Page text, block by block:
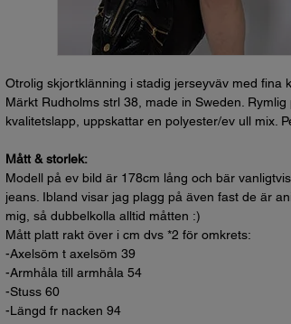
Otrolig skjortklänning i stadig jerseyväv med fina
Märkt Rudholms strl 38, made in Sweden.
kvalitetslapp, uppskattar en polyester/ev ull mix.
Mått & storlek:
Modell på ev bild är 178cm lång och bär
jeans. Ibland visar jag plagg på även fast de är
mig, så dubbelkolla alltid måtten :)
Mått platt rakt över i cm dvs *2 för omkrets:
-Axelsöm t axelsöm 39
-Armhåla till armhåla 54
-Stuss 60
-Längd fr nacken 94